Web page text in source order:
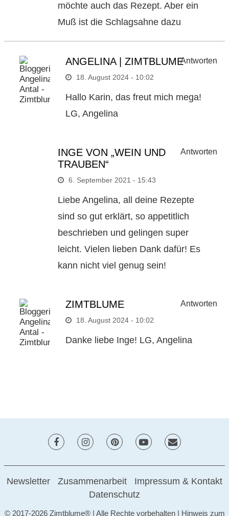
möchte auch das Rezept. Aber ein
Muß ist die Schlagsahne dazu
ANGELINA | ZIMTBLUME
18. August 2024 - 10:02
Hallo Karin, das freut mich mega!
LG, Angelina
Antworten
INGE VON „WEIN UND
TRAUBEN“
6. September 2021 - 15:43
Liebe Angelina, all deine Rezepte
sind so gut erklärt, so appetitlich
beschrieben und gelingen super
leicht. Vielen lieben Dank dafür! Es
kann nicht viel genug sein!
Antworten
ZIMTBLUME
18. August 2024 - 10:02
Danke liebe Inge! LG, Angelina
Antworten
Newsletter Zusammenarbeit
Impressum & Kontakt
Datenschutz
© 2017-2026 Zimtblume® | Alle Rechte vorbehalten | Hinweis zum